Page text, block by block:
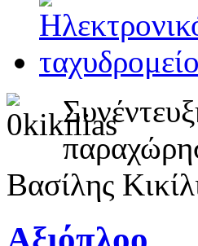
Βασίλης